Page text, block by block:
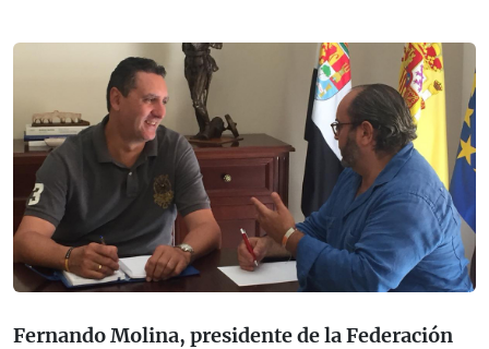
Fernando Molina, presidente de la Federación